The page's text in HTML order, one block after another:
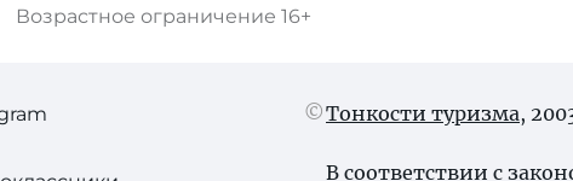
Возрастное ограничение 16+
Тонкости туризма,
В соответствии с